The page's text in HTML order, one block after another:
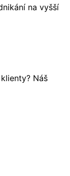
na vyšší
Náš